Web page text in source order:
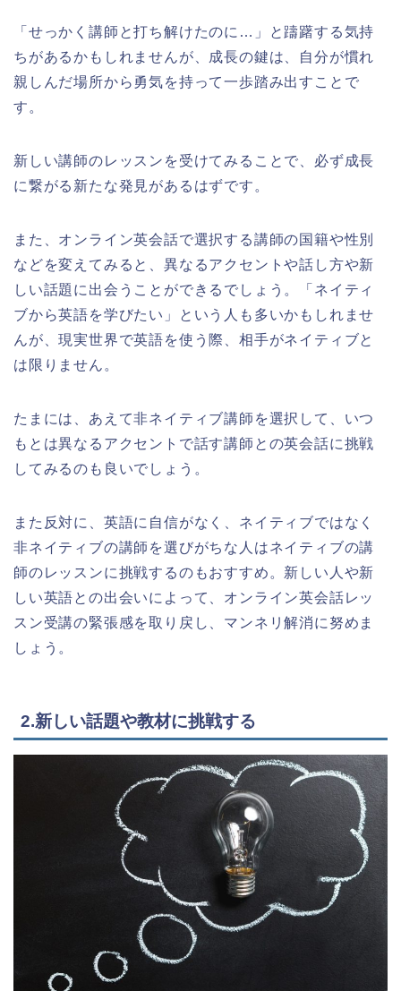
「せっかく講師と打ち解けたのに…」と躊躇する気持
ちがあるかもしれませんが、成長の鍵は、自分が慣れ
親しんだ場所から勇気を持って一歩踏み出すことで
す。
新しい講師のレッスンを受けてみることで、必ず成長
に繋がる新たな発見があるはずです。
また、オンライン英会話で選択する講師の国籍や性別
などを変えてみると、異なるアクセントや話し方や新
しい話題に出会うことができるでしょう。「ネイティ
ブから英語を学びたい」という人も多いかもしれませ
んが、現実世界で英語を使う際、相手がネイティブと
は限りません。
たまには、あえて非ネイティブ講師を選択して、いつ
もとは異なるアクセントで話す講師との英会話に挑戦
してみるのも良いでしょう。
また反対に、英語に自信がなく、ネイティブではなく
非ネイティブの講師を選びがちな人はネイティブの講
師のレッスンに挑戦するのもおすすめ。新しい人や新
しい英語との出会いによって、オンライン英会話レッ
スン受講の緊張感を取り戻し、マンネリ解消に努めま
しょう。
2.新しい話題や教材に挑戦する